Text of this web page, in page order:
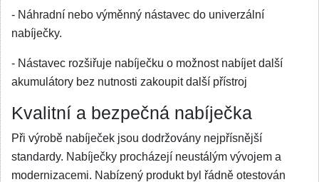
- Náhradní nebo výměnný nástavec do univerzální
nabíječky.
- Nástavec rozšiřuje nabíječku o možnost nabíjet další
akumulátory bez nutnosti zakoupit další přístroj
Kvalitní a bezpečná nabíječka
Při výrobě nabíječek jsou dodržovány nejpřísnější
standardy. Nabíječky procházejí neustálým vývojem a
modernizacemi. Nabízený produkt byl řádně otestován